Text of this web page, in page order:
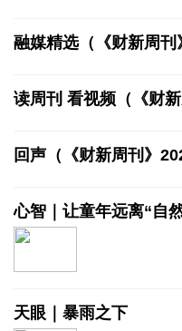
融媒精选（《财新周刊
读周刊 看视频（《财
回声（《财新周刊》
心智｜让童年远离“自
天眼｜暴雨之下